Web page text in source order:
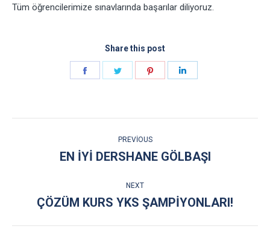
Tüm öğrencilerimize sınavlarında başarılar diliyoruz.
Share this post
NAVIGATION
PREVIOUS
Previous
EN IYI DERSHANE GÖLBAŞI
NEXT
Next
ÇÖZÜM KURS YKS ŞAMPİYONLARI!